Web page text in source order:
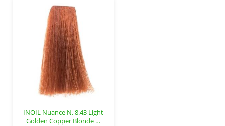
INOIL Nuance N. 8.43 Light
Golden Copper Blonde …